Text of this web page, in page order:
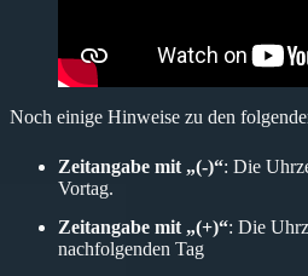
Noch einige Hinweise zu den
Zeitangabe mit „(-)“: Die
Vortag.
Zeitangabe mit „(+)“: Die
nachfolgenden Tag